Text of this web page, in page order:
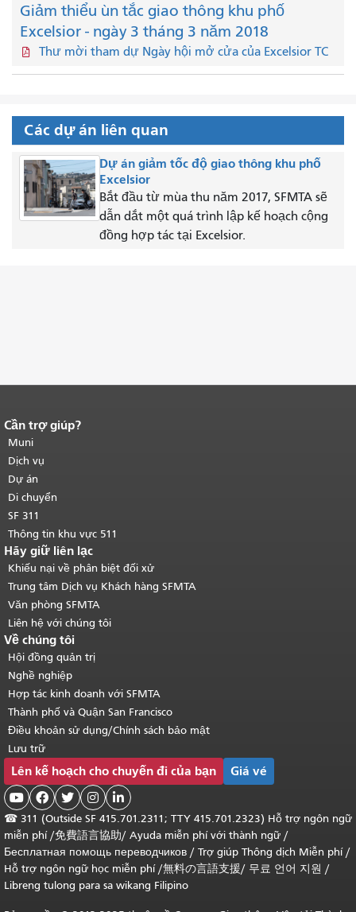
Giảm thiểu ùn tắc giao thông khu phố
Excelsior - ngày 3 tháng 3 năm 2018
Thư mời tham dự Ngày hội mở cửa của Excelsior TC
Các dự án liên quan
Dự án giảm tốc độ giao thông khu phố
Excelsior
Bắt đầu từ mùa thu năm 2017, SFMTA sẽ
dẫn dắt một quá trình lập kế hoạch cộng
đồng hợp tác tại Excelsior.
Kết thúc nội dung trang.
của trang này được lặp lại trên mọi
trang.Quay lại đầu trang nội dung
chính.
Cần trợ giúp?
Muni
Dịch vụ
Dự án
Di chuyển
SF 311
Thông tin khu vực 511
Hãy giữ liên lạc
Khiếu nại về phân biệt đối xử
Trung tâm Dịch vụ Khách hàng SFMTA
Văn phòng SFMTA
Liên hệ với chúng tôi
Về chúng tôi
Hội đồng quản trị
Nghề nghiệp
Hợp tác kinh doanh với SFMTA
Thành phố và Quận San Francisco
Điều khoản sử dụng/Chính sách bảo mật
Lưu trữ
Lên kế hoạch cho chuyến đi của bạn Giá vé
    
☎ 311 (Outside SF 415.701.2311; TTY 415.701.2323) Hỗ trợ ngôn ngữ
miễn phí /免費語言協助/ Ayuda miễn phí với thành ngữ /
Бесплатная помощь переводчиков / Trợ giúp Thông dịch Miễn phí/
Hỗ trợ ngôn ngữ học miễn phí/無料の言語支援/ 무료 언어 지원 /
Libreng tulong para sa wikang Filipino